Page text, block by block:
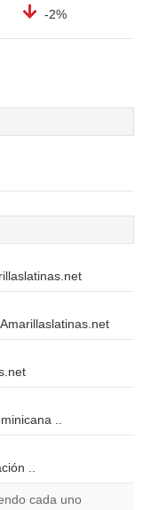
-2%
..
..
cada uno